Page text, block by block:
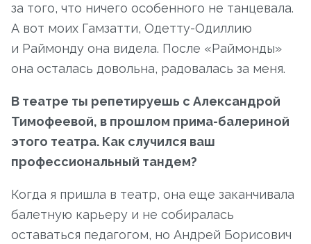
за того, что ничего особенного не танцевала.
А вот моих Гамзатти, Одетту-Одиллию
и Раймонду она видела. После «Раймонды»
она осталась довольна, радовалась за меня.
В театре ты репетируешь с Александрой
Тимофеевой, в прошлом прима-балериной
этого театра. Как случился ваш
профессиональный тандем?
Когда я пришла в театр, она еще заканчивала
балетную карьеру и не собиралась
оставаться педагогом, но Андрей Борисович